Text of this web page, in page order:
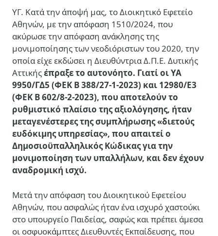
ΥΓ. Κατά την άποψή μας, το Διοικητικό Εφετείο
Αθηνών, με την απόφαση 1510/2024, που
ακύρωσε την απόφαση ανάκλησης της
μονιμοποίησης των νεοδιόριστων του 2020, την
οποία είχε εκδώσει η Διευθύντρια Δ.Π.Ε. Δυτικής
Αττικήςέπραξε το αυτονόητο. Γιατί οι ΥΑ
9950/ΓΔ5 (ΦΕΚ Β 388/27-1-2023) και 12980/Ε3
(ΦΕΚ Β 602/8-2-2023), που αποτελούν το
ρυθμιστικό πλαίσιο της αξιολόγησης, ήταν
μεταγενέστερες της συμπλήρωσης «διετούς
ευδόκιμης υπηρεσίας», που απαιτεί ο
Δημοσιοϋπαλληλικός Κώδικας για την
μονιμοποίηση των υπαλλήλων, και δεν έχουν
αναδρομική ισχύ.
Μετά την απόφαση του Διοικητικού Εφετείου
Αθηνών, που ασφαλώς ήταν ένα ισχυρό χαστούκι
στο υπουργείο Παιδείας, σαφώς και πρέπει άμεσα
οι οσφυοκάμπτες Διευθυντές Εκπαίδευσης, που